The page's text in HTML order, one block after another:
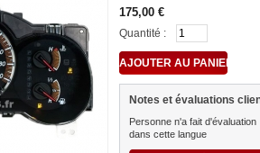
175,00 €
Quantité :
Notes et évaluations
Personne n'a fait d'évaluation
dans cette langue